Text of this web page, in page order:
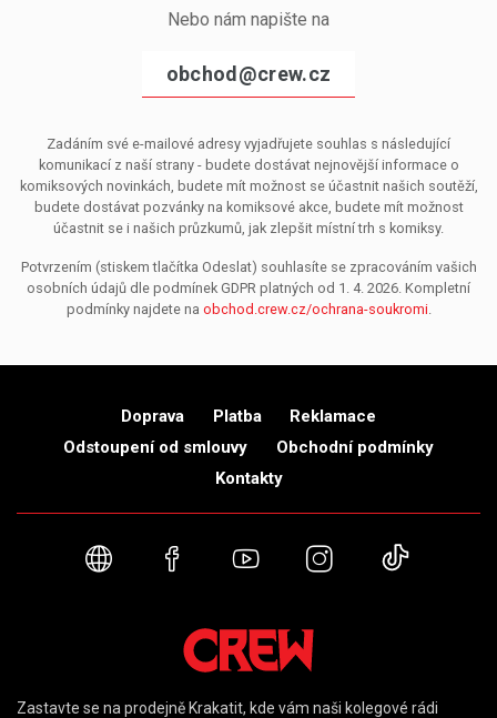
Nebo nám napište na
obchod@crew.cz
Zadáním své e-mailové adresy vyjadřujete souhlas s následující
komunikací z naší strany - budete dostávat nejnovější informace o
komiksových novinkách, budete mít možnost se účastnit našich soutěží,
budete dostávat pozvánky na komiksové akce, budete mít možnost
účastnit se i našich průzkumů, jak zlepšit místní trh s komiksy.
Potvrzením (stiskem tlačítka Odeslat) souhlasíte se zpracováním vašich
osobních údajů dle podmínek GDPR platných od 1. 4. 2026. Kompletní
podmínky najdete na obchod.crew.cz/ochrana-soukromi.
Doprava Platba
Reklamace
Odstoupení od smlouvy
Obchodní podmínky
Kontakty
Webové stránky
FacebookYouTubeInstagram
Zastavte se na prodejně Krakatit, kde vám naši kolegové rádi